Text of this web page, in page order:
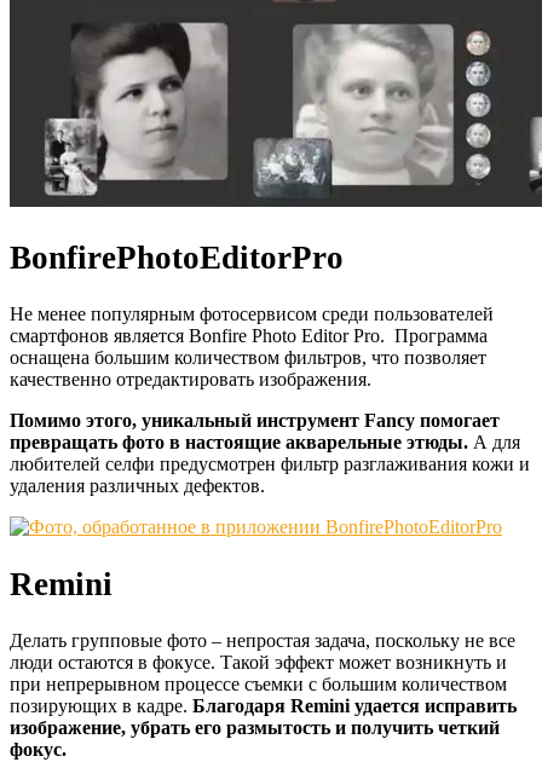
BonfirePhotoEditorPro
Не менее популярным фотосервисом среди пользователей
смартфонов является Bonfire Photo Editor Pro. Программа
оснащена большим количеством фильтров, что позволяет
качественно отредактировать изображения.
Помимо этого, уникальный инструмент Fancy помогает
превращать фото в настоящие акварельные этюды. А для
любителей селфи предусмотрен фильтр разглаживания кожи и
удаления различных дефектов.
Remini
Делать групповые фото – непростая задача, поскольку не все
люди остаются в фокусе. Такой эффект может возникнуть и
при непрерывном процессе съемки с большим количеством
позирующих в кадре. Благодаря Remini удается исправить
изображение, убрать его размытость и получить четкий
фокус.